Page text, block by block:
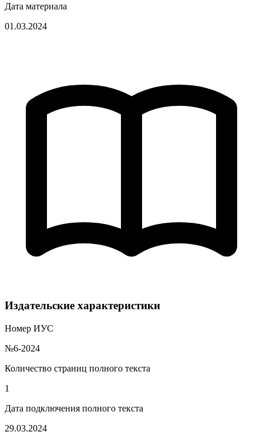
Дата материала
01.03.2024
Издательские характеристики
Номер ИУС
№6-2024
Количество страниц полного текста
1
Дата подключения полного текста
29.03.2024